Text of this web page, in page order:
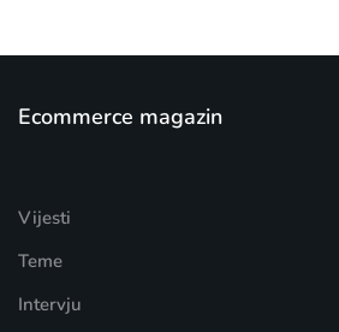
Ecommerce magazin
Vijesti
Teme
Intervju